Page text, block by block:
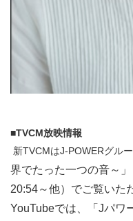
■TVCM放映情報
新TVCMはJ-POWERグル
界でたった一つの音～
20:54～他）でご覧いた
YouTubeでは、「Jパワ